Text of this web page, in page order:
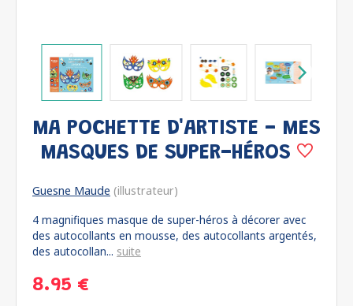
MA POCHETTE D'ARTISTE - MES
MASQUES DE SUPER-HÉROS
Guesne Maude (illustrateur)
4 magnifiques masque de super-héros à décorer avec
des autocollants en mousse, des autocollants argentés,
des autocollan... suite
8.95 €